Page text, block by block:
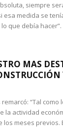
siempre
esa medida se
que debía hacer”.
MAS
remarcó: “Tal
la actividad
los meses previos.